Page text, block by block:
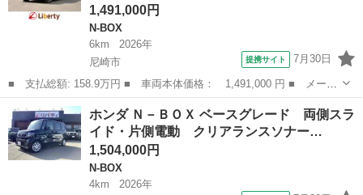
1,491,000円
N-BOX
6km
2026年
尼崎市
提携サイト 7月30日
■ 支払総額: 158.9万円 ■ 車両本体価格： 1,491,000 円 ■ メーカ
ー名： ホンダ ■ 車種名： Ｎ－ＢＯＸカスタム ■ グレード
名： ベースグレード 両側電動スライドドア クリアランスソナ
ー オートクル...
兵庫 尼崎市 N-BOX
ホンダ Ｎ－ＢＯＸ ベースグレード 両側スラ
イド・片側電動 クリアランスソナー…
1,504,000円
N-BOX
4km
2026年